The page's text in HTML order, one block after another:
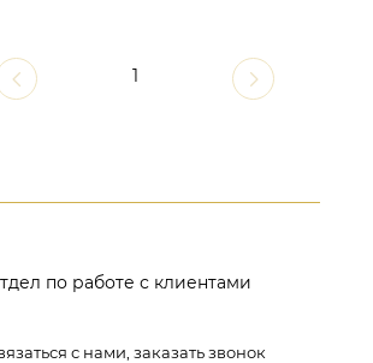
1
по работе с клиентами
с нами, заказать звонок